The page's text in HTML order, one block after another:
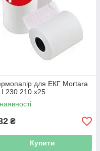
для ЕКГ Mortara
230 210 x25
₴
Купити